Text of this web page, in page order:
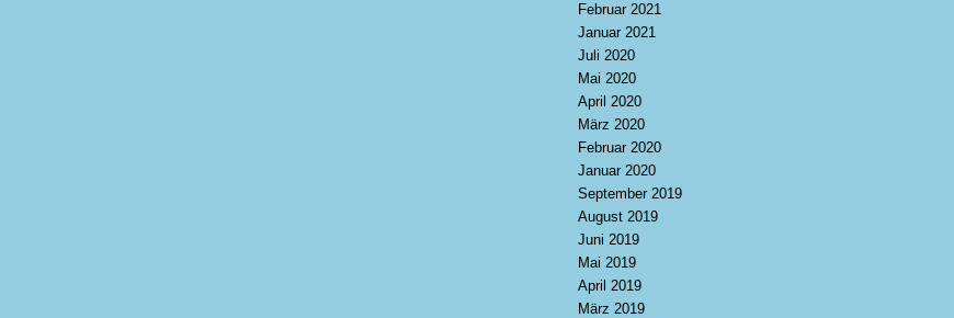
Februar 2021
Januar 2021
Juli 2020
Mai 2020
April 2020
März 2020
Februar 2020
Januar 2020
September 2019
August 2019
Juni 2019
Mai 2019
April 2019
März 2019